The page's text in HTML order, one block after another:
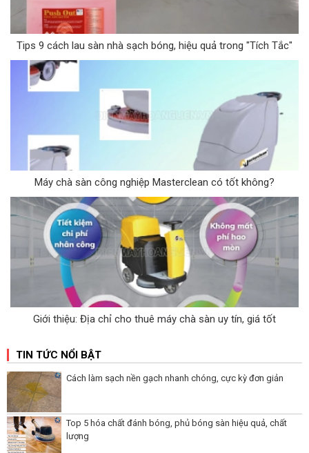
Tips 9 cách lau sàn nhà sạch bóng, hiệu quả trong "Tích Tắc"
Máy chà sàn công nghiệp Masterclean có tốt không?
Giới thiệu: Địa chỉ cho thuê máy chà sàn uy tín, giá tốt
TIN TỨC NỔI BẬT
Cách làm sạch nền gạch nhanh chóng, cực kỳ đơn giản
Top 5 hóa chất đánh bóng, phủ bóng sàn hiệu quả, chất
lượng